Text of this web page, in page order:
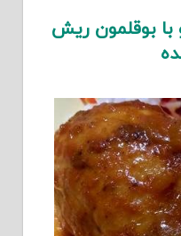
بوقلمون ریش